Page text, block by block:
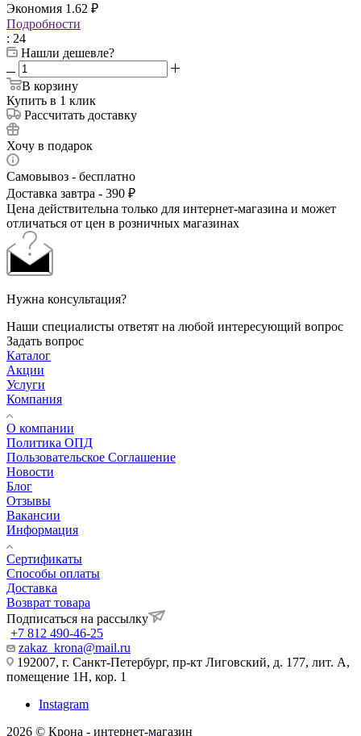
Экономия 1.62 ₽
Подробности
: 24
Нашли дешевле?
В корзину
Купить в 1 клик
Рассчитать доставку
Хочу в подарок
Самовывоз - бесплатно
Доставка завтра - 390 ₽
Цена действительна только для интернет-магазина и может
отличаться от цен в розничных магазинах
Нужна консультация?
Наши специалисты ответят на любой интересующий вопрос
Задать вопрос
Каталог
Акции
Услуги
Компания
О компании
Политика ОПД
Пользовательское Соглашение
Новости
Блог
Отзывы
Вакансии
Информация
Сертификаты
Способы оплаты
Доставка
Возврат товара
Подписаться на рассылку
+7 812 490-46-25
zakaz_krona@mail.ru
192007, г. Санкт-Петербург, пр-кт Лиговский, д. 177, лит. А,
помещение 1Н, кор. 1
Instagram
2026 © Крона - интернет-магазин